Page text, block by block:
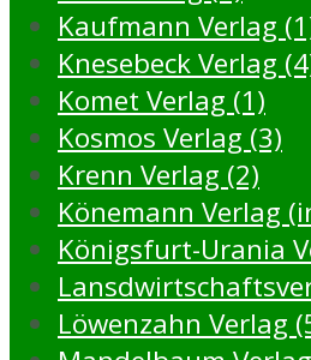
Kaufmann Verlag
Knesebeck Verlag
Komet Verlag (1)
Kosmos Verlag (3)
Krenn Verlag (2)
Könemann Verlag
Königsfurt-Urania
Löwenzahn Verlag